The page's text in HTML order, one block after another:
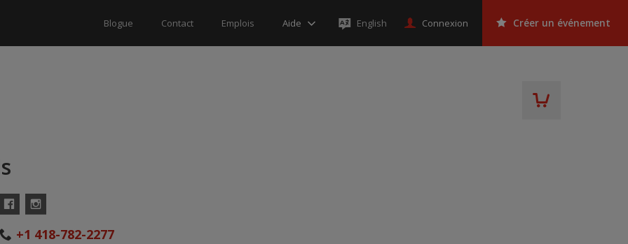
Blogue Contact Emplois Aide English Connexion Créer un événement
+1 418-782-2277